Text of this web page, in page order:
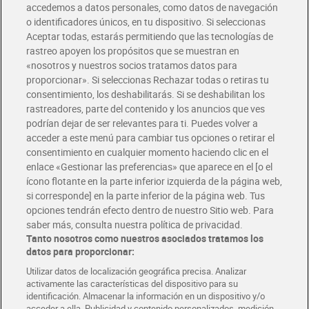
Envío gratis por compras superiores a 100€
Envío estandar por 4,99€
Glovo y Uber Eats
Solicita tu factura de Glovo o Uber Eats
Únete al CLUB Dia
Disfruta las ventajas y ofertas exclusivas.
Descárgate la APP Dia
Folletos y Tiendas
Descubre las mejores ofertas y busca tu tienda más cercana
Tarjeta MaX Dia
Te devuelve hasta 8€/mes de tus compras.
¡Solicita tu tarjeta de crédito aquí!
COMER MEJOR CADA DIA
accedemos a datos personales, como datos de navegación
o identificadores únicos, en tu dispositivo. Si seleccionas
Aceptar todas, estarás permitiendo que las tecnologías de
rastreo apoyen los propósitos que se muestran en
«nosotros y nuestros socios tratamos datos para
proporcionar». Si seleccionas Rechazar todas o retiras tu
consentimiento, los deshabilitarás. Si se deshabilitan los
rastreadores, parte del contenido y los anuncios que ves
podrían dejar de ser relevantes para ti. Puedes volver a
acceder a este menú para cambiar tus opciones o retirar el
consentimiento en cualquier momento haciendo clic en el
enlace «Gestionar las preferencias» que aparece en el [o el
ícono flotante en la parte inferior izquierda de la página web,
si corresponde] en la parte inferior de la página web. Tus
opciones tendrán efecto dentro de nuestro Sitio web. Para
saber más, consulta nuestra política de privacidad.
Tanto nosotros como nuestros asociados tratamos los
datos para proporcionar:
Utilizar datos de localización geográfica precisa. Analizar
activamente las características del dispositivo para su
identificación. Almacenar la información en un dispositivo y/o